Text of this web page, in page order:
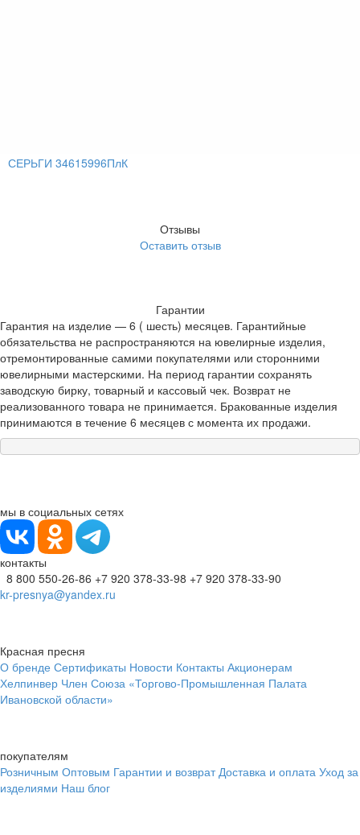
СЕРЬГИ 34615996ПлК
Отзывы
Оставить отзыв
Гарантии
Гарантия на изделие — 6 ( шесть) месяцев. Гарантийные
обязательства не распространяются на ювелирные изделия,
отремонтированные самими покупателями или сторонними
ювелирными мастерскими. На период гарантии сохранять
заводскую бирку, товарный и кассовый чек. Возврат не
реализованного товара не принимается. Бракованные изделия
принимаются в течение 6 месяцев с момента их продажи.
мы в социальных сетях
контакты
8 800 550-26-86 +7 920 378-33-98 +7 920 378-33-90
kr-presnya@yandex.ru
Красная пресня
О бренде Сертификаты Новости Контакты Акционерам
Хелпинвер Член Союза «Торгово-Промышленная Палата
Ивановской области»
покупателям
Розничным Оптовым Гарантии и возврат Доставка и оплата Уход за
изделиями Наш блог